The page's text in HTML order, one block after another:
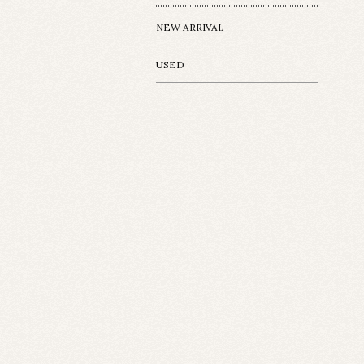
NEW ARRIVAL
USED